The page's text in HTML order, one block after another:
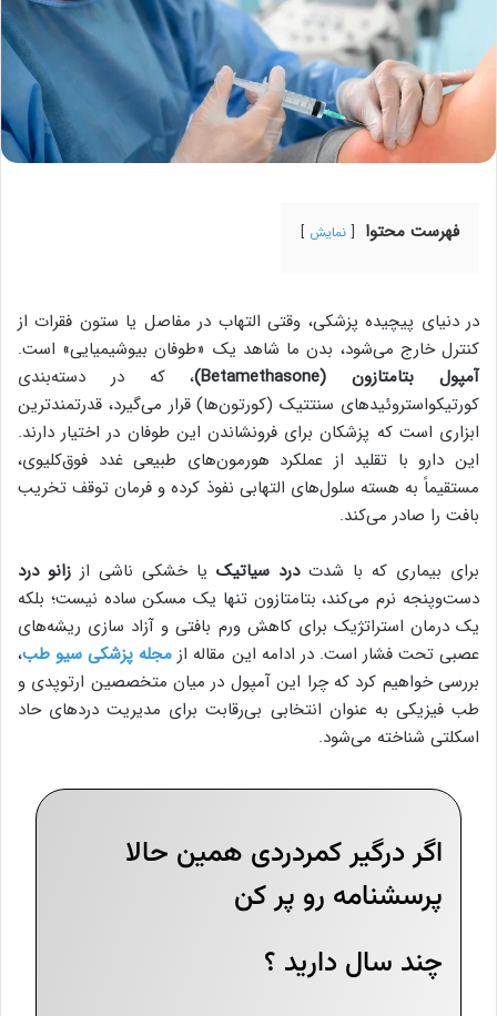
فهرست محتوا نمایش
در دنیای پیچیده پزشکی، وقتی التهاب در مفاصل یا ستون فقرات از
کنترل خارج می‌شود، بدن ما شاهد یک «طوفان بیوشیمیایی» است.
آمپول بتامتازون (Betamethasone)
، که در دسته‌بندی
کورتیکواستروئیدهای سنتتیک (کورتون‌ها) قرار می‌گیرد، قدرتمندترین
ابزاری است که پزشکان برای فرونشاندن این طوفان در اختیار دارند.
این دارو با تقلید از عملکرد هورمون‌های طبیعی غدد فوق‌کلیوی،
مستقیماً به هسته سلول‌های التهابی نفوذ کرده و فرمان توقف تخریب
بافت را صادر می‌کند.
برای بیماری که با شدتدرد سیاتیک یا خشکی ناشی از زانو درد
دست‌وپنجه نرم می‌کند، بتامتازون تنها یک مسکن ساده نیست؛ بلکه
یک درمان استراتژیک برای کاهش ورم بافتی و آزاد سازی ریشه‌های
عصبی تحت فشار است. در ادامه این مقاله از مجله پزشکی سیو طب،
بررسی خواهیم کرد که چرا این آمپول در میان متخصصین ارتوپدی و
طب فیزیکی به عنوان انتخابی بی‌رقابت برای مدیریت دردهای حاد
اسکلتی شناخته می‌شود.